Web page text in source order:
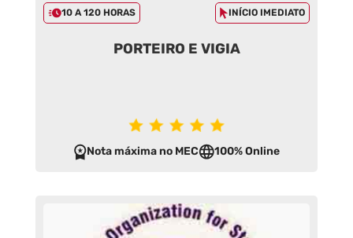
10 A 120 HORAS INÍCIO IMEDIATO
PORTEIRO E VIGIA
Nota máxima no MEC 100% Online